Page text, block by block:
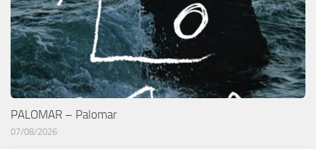
PALOMAR – Palomar
07/08/2026